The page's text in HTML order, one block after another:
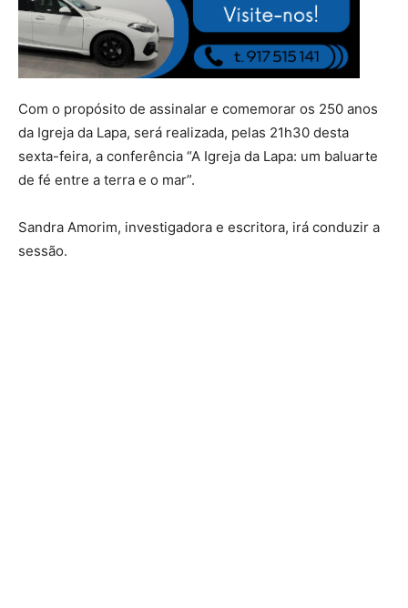
Com o propósito de assinalar e comemorar os 250 anos
da Igreja da Lapa, será realizada, pelas 21h30 desta
sexta-feira, a conferência “A Igreja da Lapa: um baluarte
de fé entre a terra e o mar”.
Sandra Amorim, investigadora e escritora, irá conduzir a
sessão.